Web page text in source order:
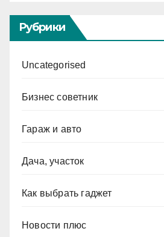
Рубрики
Uncategorised
Бизнес советник
Гараж и авто
Дача, участок
Как выбрать гаджет
Новости плюс